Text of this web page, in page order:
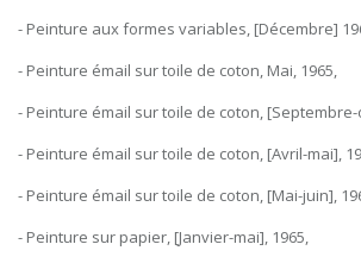
- Peinture aux formes variables, [Décembre]
- Peinture émail sur toile de coton, Mai, 1965,
- Peinture émail sur toile de coton, [Septembre-
- Peinture émail sur toile de coton, [Avril-mai],
- Peinture émail sur toile de coton, [Mai-juin],
- Peinture sur papier, [Janvier-mai], 1965,